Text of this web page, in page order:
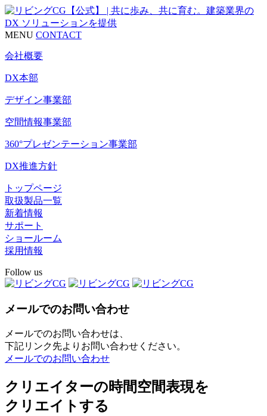
MENU CONTACT
会社概要
DX本部
デザイン事業部
空間情報事業部
360°プレゼンテーション事業部
DX推進方針
トップページ
取扱製品一覧
新着情報
サポート
ショールーム
採用情報
Follow us
メールでのお問い合わせ
メールでのお問い合わせは、
下記リンク先よりお問い合わせください。
メールでのお問い合わせ
クリエイターの時間空間表現を
クリエイトする